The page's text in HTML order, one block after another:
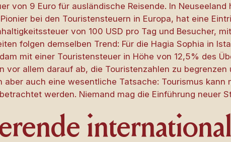
von 9 Euro für ausländische Reisende. In
bei den Touristensteuern in Europa, hat eine
von 100 USD pro Tag und Besucher,
folgen demselben Trend: Für die Hagia Sophia in
mit einer Touristensteuer in Höhe von 12,5% des
vor allem darauf ab, die Touristenzahlen zu
aber auch eine wesentliche Tatsache: Tourismus kann
werden. Niemand mag die Einführung neuer